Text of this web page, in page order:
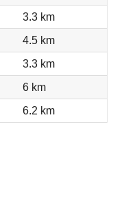
3.3 km
4.5 km
3.3 km
6 km
6.2 km